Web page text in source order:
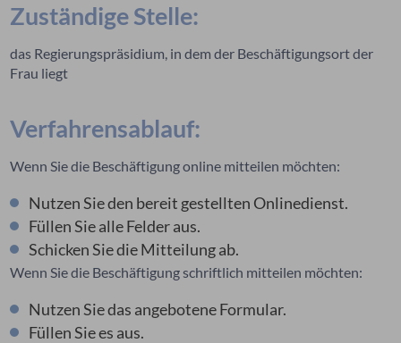
Zuständige Stelle:
das Regierungspräsidium, in dem der Beschäftigungsort der
Frau liegt
Verfahrensablauf:
Wenn Sie die Beschäftigung online mitteilen möchten:
Nutzen Sie den bereit gestellten Onlinedienst.
Füllen Sie alle Felder aus.
Schicken Sie die Mitteilung ab.
Wenn Sie die Beschäftigung schriftlich mitteilen möchten:
Nutzen Sie das angebotene Formular.
Füllen Sie es aus.